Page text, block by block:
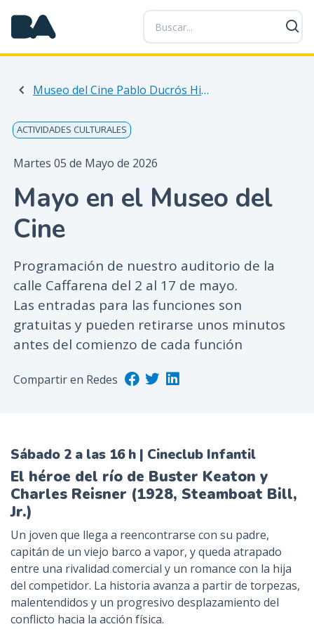
P
a
s
a
a
e
o
p
i
n
c
p
Museo del Cine Pablo Ducrós Hicken
ACTIVIDADES CULTURALES
Martes 05 de Mayo de 2026
Mayo en el Museo del
Cine
Programación de nuestro auditorio de la
calle Caffarena del 2 al 17 de mayo.
Las entradas para las funciones son
gratuitas y pueden retirarse unos minutos
antes del comienzo de cada función
Compartir en Redes
Sábado 2 a las 16 h | Cineclub Infantil
El héroe del río de Buster Keaton y
Charles Reisner (1928, Steamboat Bill,
Jr.)
Un joven que llega a reencontrarse con su padre,
capitán de un viejo barco a vapor, y queda atrapado
entre una rivalidad comercial y un romance con la hija
del competidor. La historia avanza a partir de torpezas,
malentendidos y un progresivo desplazamiento del
conflicto hacia la acción física.